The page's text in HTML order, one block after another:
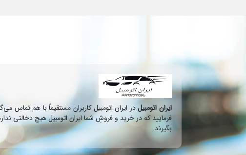
ایران اتومبیلدر ایران اتومبیل کاربران مستقیماً با هم
فرمایید که در خرید و فروشِ شما ایران اتومبیل هیچ دخالتی
بگیرند.